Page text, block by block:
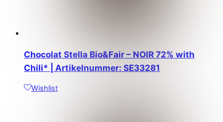
Chocolat Stella Bio&Fair – NOIR 72% with
Chili* | Artikelnummer: SE33281
Wishlist